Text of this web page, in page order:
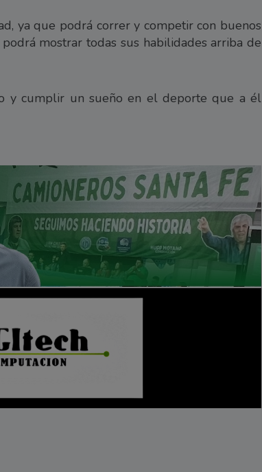
ya que podrá correr y competir con buenos
mostrar todas sus habilidades arriba de
y cumplir un sueño en el deporte que a él